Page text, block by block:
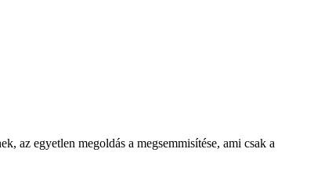
az egyetlen megoldás a megsemmisítése, ami csak a